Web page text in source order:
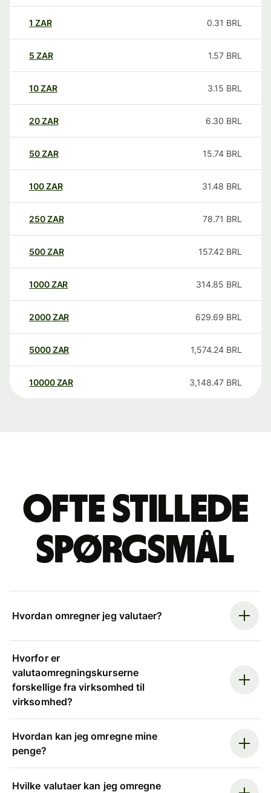
1 ZAR 0.31 BRL
5 ZAR 1.57 BRL
10ZAR 3.15 BRL
20ZAR 6.30 BRL
50ZAR 15.74 BRL
100ZAR 31.48 BRL
250ZAR 78.71 BRL
500ZAR 157.42 BRL
1000ZAR 314.85 BRL
2000ZAR 629.69 BRL
5000ZAR 1,574.24 BRL
10000 ZAR 3,148.47 BRL
Ofte stillede
spørgsmål
Hvordan omregner jeg valutaer?
Hvorfor er
valutaomregningskurserne
forskellige fra virksomhed til
virksomhed?
Hvordan kan jeg omregne mine
penge?
Hvilke valutaer kan jeg omregne